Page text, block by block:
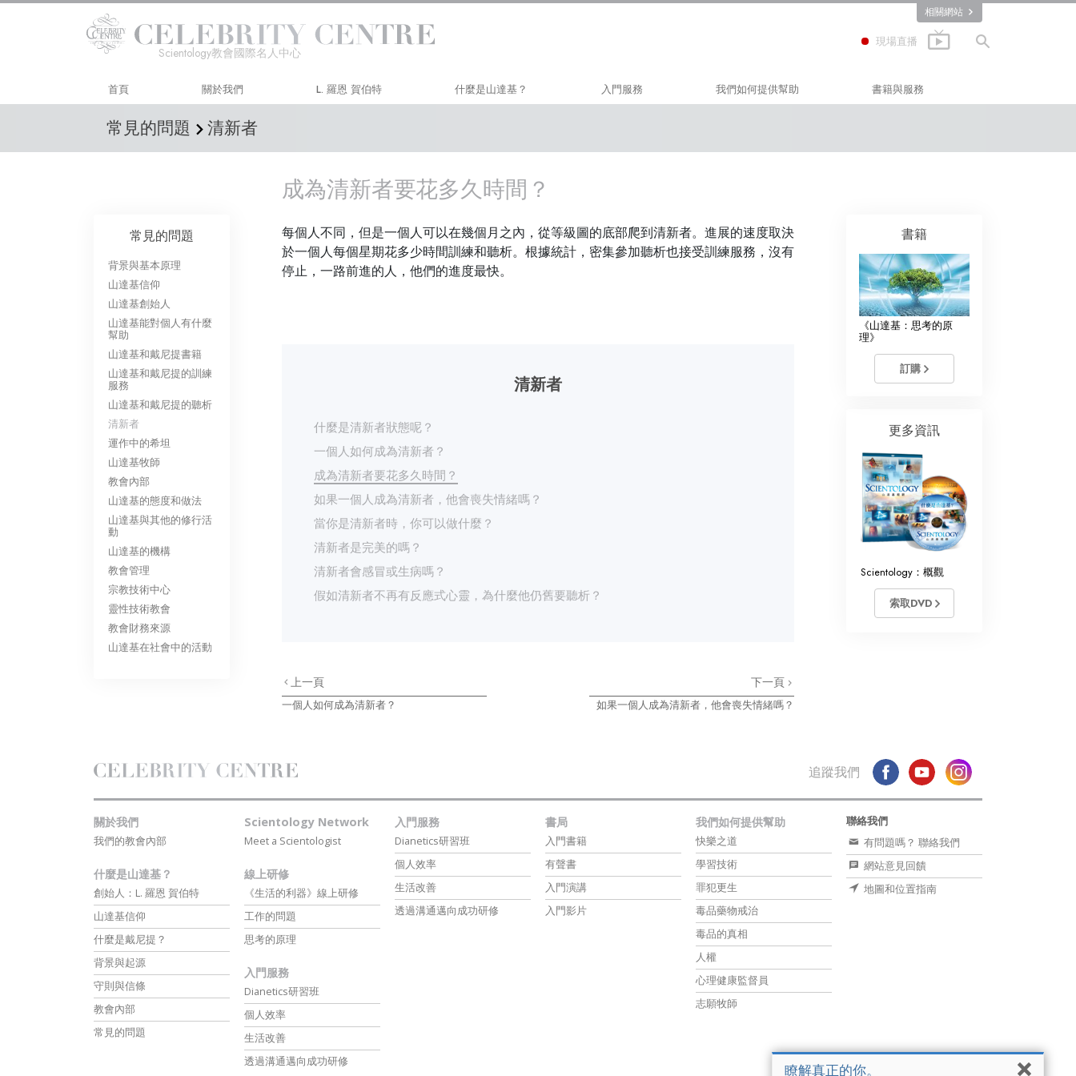
相關網站
Scientology教會國際名人中心
現場直播
首頁 關於我們 L. 羅恩 賀伯特 什麼是山達基？
山達基人談山達基
教會內部
山達基的基本原則
入門服務 我們如何提供幫助
毒品的真相
書籍與服務
入門服務
常見的問題 清新者
成為清新者要花多久時間？
每個人不同，但是一個人可以在幾個月之內，從等級圖的底部爬到清新者。進展的速度取決
於一個人每個星期花多少時間訓練和聽析。根據統計，密集參加聽析也接受訓練服務，沒有
停止，一路前進的人，他們的進度最快。
清新者
什麼是清新者狀態呢？
一個人如何成為清新者？
成為清新者要花多久時間？
如果一個人成為清新者，他會喪失情緒嗎？
當你是清新者時，你可以做什麼？
清新者是完美的嗎？
清新者會感冒或生病嗎？
假如清新者不再有反應式心靈，為什麼他仍舊要聽析？
上一頁
一個人如何成為清新者？
下一頁
如果一個人成為清新者，他會喪失情緒嗎？
常見的問題
背景與基本原理
山達基信仰
山達基創始人
山達基能對個人有什麼
幫助
山達基和戴尼提書籍
山達基和戴尼提的訓練
服務
山達基和戴尼提的聽析
清新者
運作中的希坦
山達基牧師
教會內部
山達基的態度和做法
山達基與其他的修行活
動
山達基的機構
教會管理
宗教技術中心
靈性技術教會
教會財務來源
山達基在社會中的活動
書籍
《山達基：思考的原
理》
訂購
更多資訊
Scientology：概觀
索取DVD
瞭解真正的你。
追蹤我們
關於我們
我們的教會內部
什麼是山達基？
創始人：L. 羅恩 賀伯特
山達基信仰
什麼是戴尼提？
背景與起源
守則與信條
教會內部
常見的問題
Scientology Network
Meet a Scientologist
線上研修
《生活的利器》線上研修
工作的問題
思考的原理
入門服務
Dianetics研習班
個人效率
生活改善
透過溝通邁向成功研修
入門服務
Dianetics研習班
個人效率
生活改善
透過溝通邁向成功研修
書局
入門書籍
有聲書
入門演講
入門影片
我們如何提供幫助
快樂之道
學習技術
罪犯更生
毒品藥物戒治
毒品的真相
人權
心理健康監督員
志願牧師
聯絡我們
有問題嗎？ 聯絡我們
網站意見回饋
地圖和位置指南